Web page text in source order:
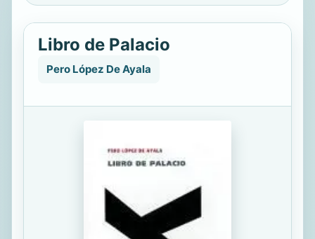
Libro de Palacio
Pero López De Ayala